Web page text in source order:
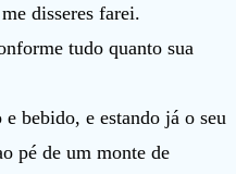
disseres farei.
tudo quanto sua
bebido, e estando já o seu
pé de um monte de